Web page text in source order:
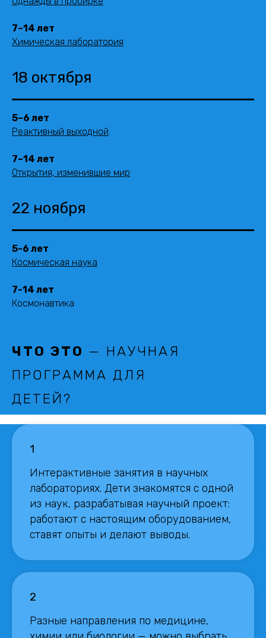
7–14 лет
Химическая лаборатория
18 октября
5–6 лет
Реактивный выходной
7–14 лет
Открытия, изменившие мир
22 ноября
5-6 лет
Космическая наука
7-14 лет
Космонавтика
ЧТО ЭТО — НАУЧНАЯ
ПРОГРАММА ДЛЯ
ДЕТЕЙ?
1
Интерактивные занятия в научных
лабораториях. Дети знакомятся с одной
из наук, разрабатывая научный проект:
работают с настоящим оборудованием,
ставят опыты и делают выводы.
2
Разные направления по медицине,